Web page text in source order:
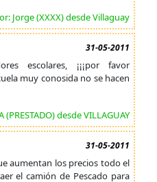
Jorge (XXXX) desde Villaguay
31-05-2011
escolares, ¡¡¡por favor
muy conosida no se hacen
desde VILLAGUAY
31-05-2011
aumentan los precios todo el
el camión de Pescado para